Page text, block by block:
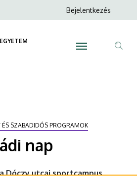
Anonim
menüje
Bejelentkezés
SZABADIDŐS PROGRAMOK
nap
Dóczy utcai sportcampus,